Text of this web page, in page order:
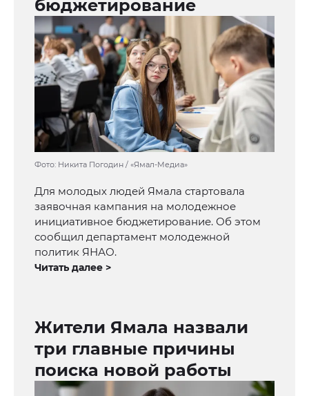
бюджетирование
Фото: Никита Погодин / «Ямал-Медиа»
Для молодых людей Ямала стартовала
заявочная кампания на молодежное
инициативное бюджетирование. Об этом
сообщил департамент молодежной
политик ЯНАО.
Читать далее >
Жители Ямала назвали
три главные причины
поиска новой работы